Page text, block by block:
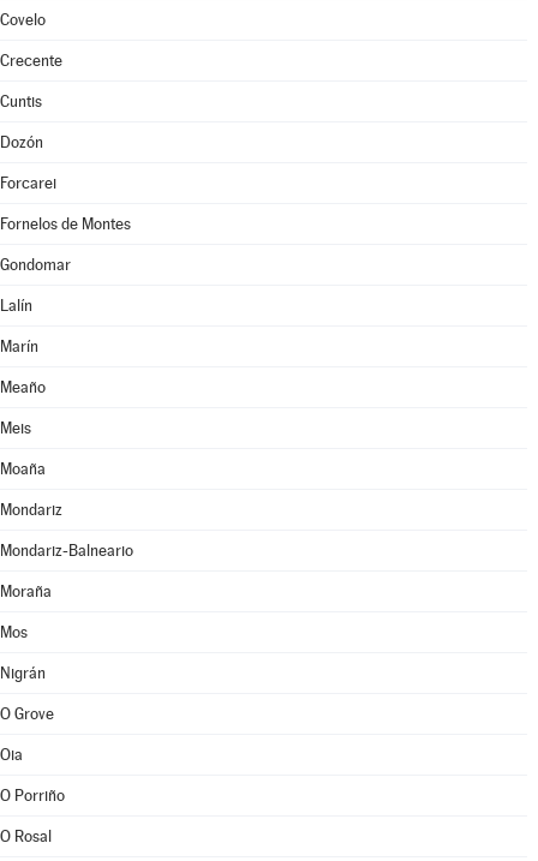
Covelo
Crecente
Cuntis
Dozón
Forcarei
Fornelos de Montes
Gondomar
Lalín
Marín
Meaño
Meis
Moaña
Mondariz
Mondariz-Balneario
Moraña
Mos
Nigrán
O Grove
Oia
O Porriño
O Rosal